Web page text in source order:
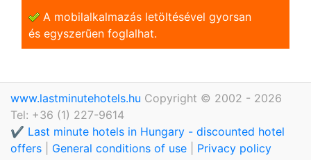
A mobilalkalmazás letöltésével gyorsan
és egyszerũen foglalhat.
www.lastminutehotels.hu Copyright © 2002 - 2026
Tel: +36 (1) 227-9614
✔️ Last minute hotels in Hungary - discounted hotel
offers
General conditions of use Privacy policy